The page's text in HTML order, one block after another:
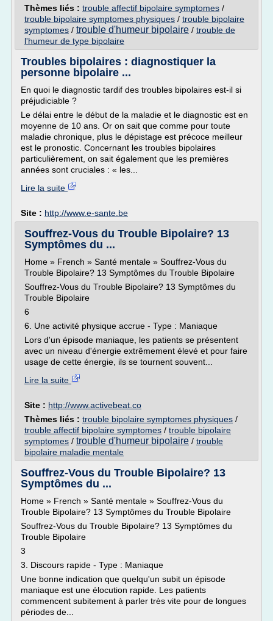
Thèmes liés : trouble affectif bipolaire symptomes /
trouble bipolaire symptomes physiques / trouble bipolaire
symptomes / trouble d'humeur bipolaire / trouble de
l'humeur de type bipolaire
Troubles bipolaires : diagnostiquer la
personne bipolaire ...
En quoi le diagnostic tardif des troubles bipolaires est-il si
préjudiciable ?
Le délai entre le début de la maladie et le diagnostic est en
moyenne de 10 ans. Or on sait que comme pour toute
maladie chronique, plus le dépistage est précoce meilleur
est le pronostic. Concernant les troubles bipolaires
particulièrement, on sait également que les premières
années sont cruciales : « les...
Lire la suite
Site : http://www.e-sante.be
Souffrez-Vous du Trouble Bipolaire? 13
Symptômes du ...
Home » French » Santé mentale » Souffrez-Vous du
Trouble Bipolaire? 13 Symptômes du Trouble Bipolaire
Souffrez-Vous du Trouble Bipolaire? 13 Symptômes du
Trouble Bipolaire
6
6. Une activité physique accrue - Type : Maniaque
Lors d'un épisode maniaque, les patients se présentent
avec un niveau d'énergie extrêmement élevé et pour faire
usage de cette énergie, ils se tournent souvent...
Lire la suite
Site : http://www.activebeat.co
Thèmes liés : trouble bipolaire symptomes physiques /
trouble affectif bipolaire symptomes / trouble bipolaire
symptomes / trouble d'humeur bipolaire / trouble
bipolaire maladie mentale
Souffrez-Vous du Trouble Bipolaire? 13
Symptômes du ...
Home » French » Santé mentale » Souffrez-Vous du
Trouble Bipolaire? 13 Symptômes du Trouble Bipolaire
Souffrez-Vous du Trouble Bipolaire? 13 Symptômes du
Trouble Bipolaire
3
3. Discours rapide - Type : Maniaque
Une bonne indication que quelqu'un subit un épisode
maniaque est une élocution rapide. Les patients
commencent subitement à parler très vite pour de longues
périodes de...